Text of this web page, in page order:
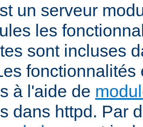
un serveur
les
sont incluses
fonctionnalités
à l'aide de
dans httpd. Par